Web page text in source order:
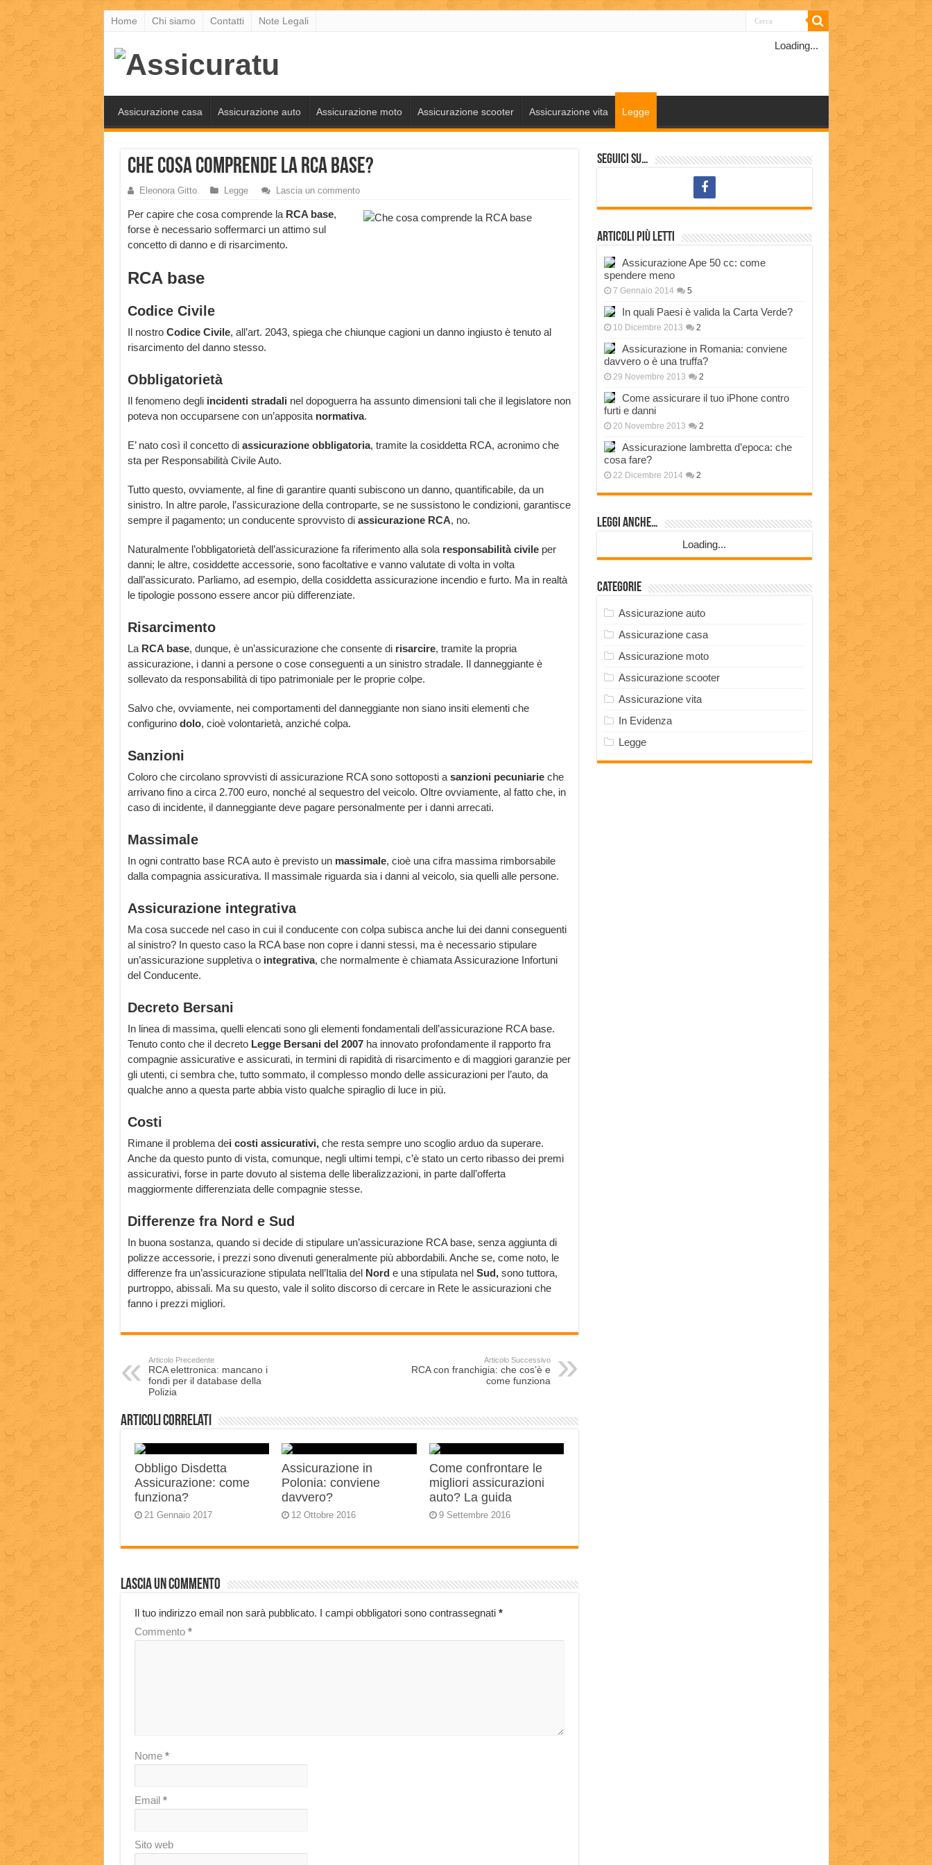
Home Chi siamo Contatti Note Legali
Loading...
Assicurazione casa Assicurazione auto Assicurazione moto Assicurazione scooter Assicurazione vita Legge
Che cosa comprende la RCA base?
Eleonora Gitto Legge Lascia un commento
Per capire che cosa comprende la RCA base,
forse è necessario soffermarci un attimo sul
concetto di danno e di risarcimento.
RCA base
Codice Civile
Il nostro Codice Civile, all’art. 2043, spiega che chiunque cagioni un danno ingiusto è tenuto al
risarcimento del danno stesso.
Obbligatorietà
Il fenomeno degli incidenti stradali nel dopoguerra ha assunto dimensioni tali che il legislatore non
poteva non occuparsene con un’apposita normativa.
E’ nato così il concetto di assicurazione obbligatoria, tramite la cosiddetta RCA, acronimo che
sta per Responsabilità Civile Auto.
Tutto questo, ovviamente, al fine di garantire quanti subiscono un danno, quantificabile, da un
sinistro. In altre parole, l’assicurazione della controparte, se ne sussistono le condizioni, garantisce
sempre il pagamento; un conducente sprovvisto di assicurazione RCA, no.
Naturalmente l’obbligatorietà dell’assicurazione fa riferimento alla solaresponsabilità civileper
danni; le altre, cosiddette accessorie, sono facoltative e vanno valutate di volta in volta
dall’assicurato. Parliamo, ad esempio, della cosiddetta assicurazione incendio e furto. Ma in realtà
le tipologie possono essere ancor più differenziate.
Risarcimento
La RCA base, dunque, è un’assicurazione che consente dirisarcire, tramite la propria
assicurazione, i danni a persone o cose conseguenti a un sinistro stradale. Il danneggiante è
sollevato da responsabilità di tipo patrimoniale per le proprie colpe.
Salvo che, ovviamente, nei comportamenti del danneggiante non siano insiti elementi che
configurino dolo, cioè volontarietà, anziché colpa.
Sanzioni
Coloro che circolano sprovvisti di assicurazione RCA sono sottoposti a sanzioni pecuniarieche
arrivano fino a circa 2.700 euro, nonché al sequestro del veicolo. Oltre ovviamente, al fatto che, in
caso di incidente, il danneggiante deve pagare personalmente per i danni arrecati.
Massimale
In ogni contratto base RCA auto è previsto un massimale, cioè una cifra massima rimborsabile
dalla compagnia assicurativa. Il massimale riguarda sia i danni al veicolo, sia quelli alle persone.
Assicurazione integrativa
Ma cosa succede nel caso in cui il conducente con colpa subisca anche lui dei danni conseguenti
al sinistro? In questo caso la RCA base non copre i danni stessi, ma è necessario stipulare
un’assicurazione suppletiva o integrativa, che normalmente è chiamata Assicurazione Infortuni
del Conducente.
Decreto Bersani
In linea di massima, quelli elencati sono gli elementi fondamentali dell’assicurazione RCA base.
Tenuto conto che il decreto Legge Bersani del 2007ha innovato profondamente il rapporto fra
compagnie assicurative e assicurati, in termini di rapidità di risarcimento e di maggiori garanzie per
gli utenti, ci sembra che, tutto sommato, il complesso mondo delle assicurazioni per l’auto, da
qualche anno a questa parte abbia visto qualche spiraglio di luce in più.
Costi
Rimane il problema dei costi assicurativi,che resta sempre uno scoglio arduo da superare.
Anche da questo punto di vista, comunque, negli ultimi tempi, c’è stato un certo ribasso dei premi
assicurativi, forse in parte dovuto al sistema delle liberalizzazioni, in parte dall’offerta
maggiormente differenziata delle compagnie stesse.
Differenze fra Nord e Sud
In buona sostanza, quando si decide di stipulare un’assicurazione RCA base, senza aggiunta di
polizze accessorie, i prezzi sono divenuti generalmente più abbordabili. Anche se, come noto, le
differenze fra un’assicurazione stipulata nell’Italia del Norde una stipulata nel Sud,sono tuttora,
purtroppo, abissali. Ma su questo, vale il solito discorso di cercare in Rete le assicurazioni che
fanno i prezzi migliori.
Articolo Precedente
RCA elettronica: mancano i
fondi per il database della
Polizia
Articolo Successivo
RCA con franchigia: che cos’è e
come funziona
Articoli correlati
Obbligo Disdetta
Assicurazione: come
funziona?
21 Gennaio 2017
Assicurazione in
Polonia: conviene
davvero?
12 Ottobre 2016
Come confrontare le
migliori assicurazioni
auto? La guida
9 Settembre 2016
Lascia un commento
Il tuo indirizzo email non sarà pubblicato. I campi obbligatori sono contrassegnati *
Commento *
Nome *
Email *
Sito web
Seguici su…
Articoli più letti
Assicurazione Ape 50 cc: come
spendere meno
7 Gennaio 2014 5
In quali Paesi è valida la Carta Verde?
10 Dicembre 2013 2
Assicurazione in Romania: conviene
davvero o è una truffa?
29 Novembre 2013 2
Come assicurare il tuo iPhone contro
furti e danni
20 Novembre 2013 2
Assicurazione lambretta d’epoca: che
cosa fare?
22 Dicembre 2014 2
Leggi anche…
Loading...
Categorie
Assicurazione auto
Assicurazione casa
Assicurazione moto
Assicurazione scooter
Assicurazione vita
In Evidenza
Legge